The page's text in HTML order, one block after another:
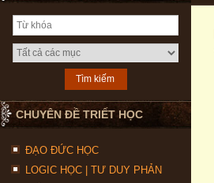
CHUYÊN ĐỀ TRIẾT HỌC
ĐẠO ĐỨC HỌC
LOGIC HỌC | TƯ DUY PHẢN